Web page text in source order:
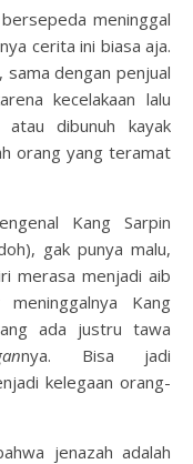
meninggal
cerita ini biasa aja.
sama dengan penjual
kecelakaan lalu
dibunuh kayak
orang yang teramat
Kang Sarpin
gak punya malu,
merasa menjadi aib
Kang
ada justru tawa
nya. Bisa jadi
kelegaan orang-
jenazah adalah